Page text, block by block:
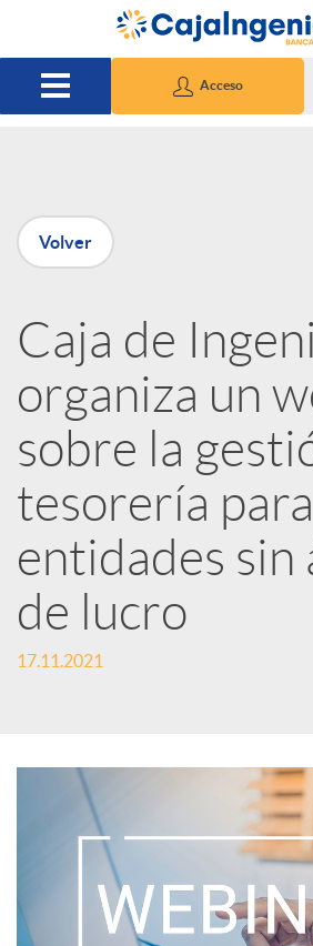
Saltar al contenido principal
Acceso
P
u
b
l
i
c
a
o
d
Volver
Caja de
organiza un
sobre la
tesorería para
entidades sin
de lucro
17.11.2021